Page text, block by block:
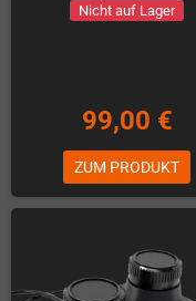
Nicht auf Lager
99,00 €
ZUM PRODUKT